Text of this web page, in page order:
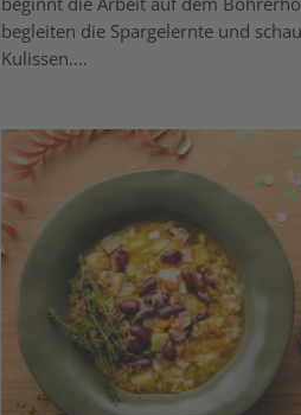
begleiten die Spargelernte und
Kulissen....